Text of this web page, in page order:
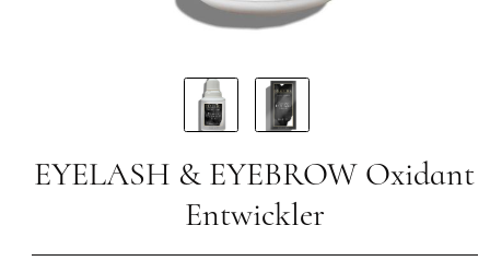
EYELASH & EYEBROW Oxidant
Entwickler